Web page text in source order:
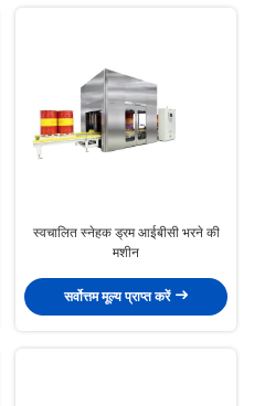
स्वचालित स्नेहक ड्रम आईबीसी भरने की
मशीन
सर्वोत्तम मूल्य प्राप्त करें